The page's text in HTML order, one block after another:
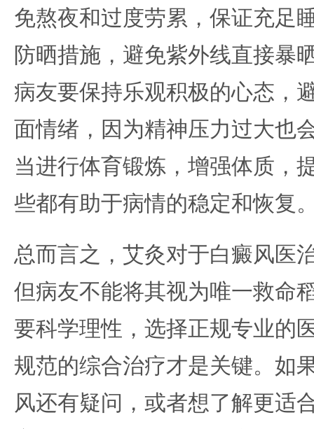
免熬夜和过度劳累，保证充足
防晒措施，避免紫外线直接暴
病友要保持乐观积极的心态，
面情绪，因为精神压力过大也
当进行体育锻炼，增强体质，
些都有助于病情的稳定和恢复
总而言之，艾灸对于白癜风医
但病友不能将其视为唯一救命
要科学理性，选择正规专业的
规范的综合治疗才是关键。如
风还有疑问，或者想了解更适